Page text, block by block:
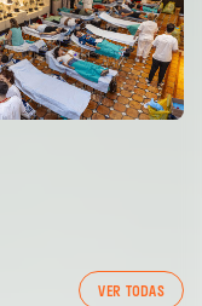
VER TODAS